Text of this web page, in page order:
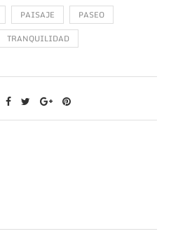
PAISAJE
PASEO
TRANQUILIDAD